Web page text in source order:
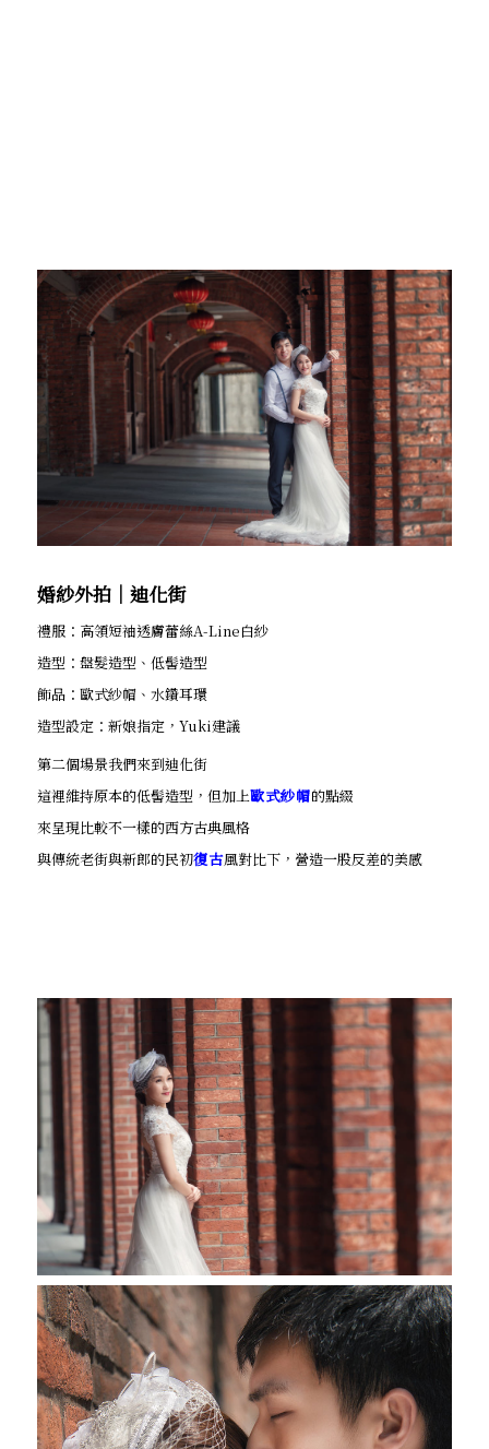
婚紗外拍│迪化街
禮服：高領短袖透膚蕾絲A-Line白紗
造型：盤髮造型、低髻造型
飾品：歐式紗帽、水鑽耳環
造型設定：新娘指定，Yuki建議
第二個場景我們來到迪化街
這裡維持原本的低髻造型，但加上歐式紗帽的點綴
來呈現比較不一樣的西方古典風格
與傳統老街與新郎的民初復古風對比下，營造一股反差的美感